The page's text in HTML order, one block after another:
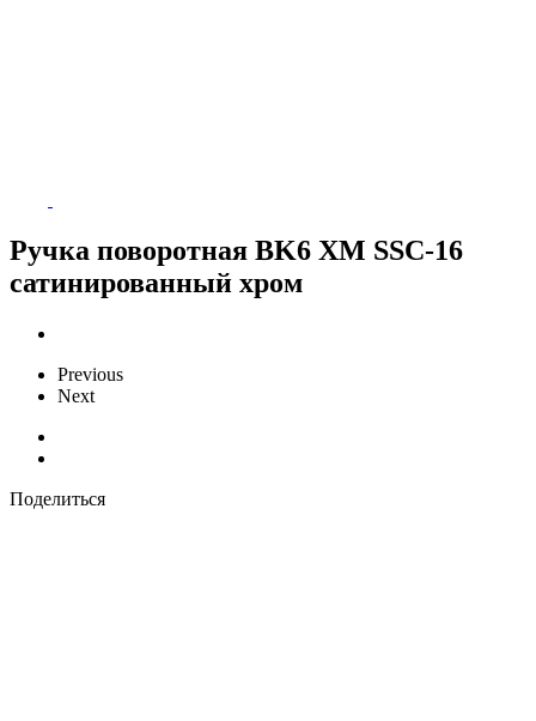
Ручка поворотная BK6 XM SSC-16
сатинированный хром
Previous
Next
Поделиться